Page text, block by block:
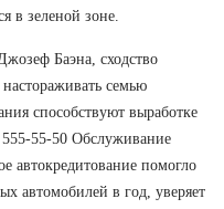
в зеленой зоне.
Баэна, сходство
семью
способствуют выработке
555-55-50 Обслуживание
автокредитование помогло
автомобилей в год, уверяет